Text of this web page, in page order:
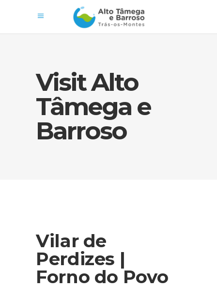
Visit Alto
Tâmega e
Barroso
Vilar de
Perdizes |
Forno do Povo